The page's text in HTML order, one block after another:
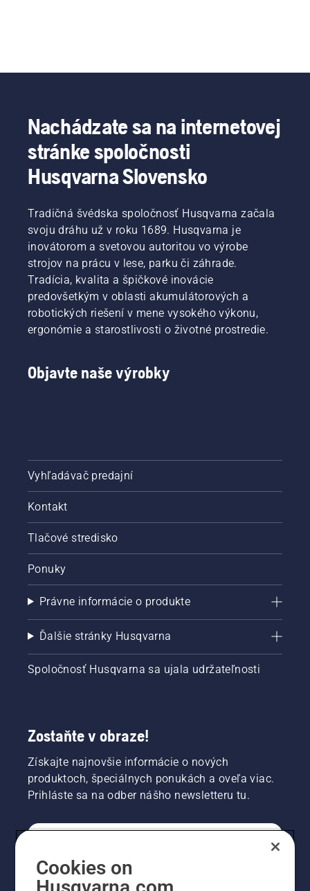
Nachádzate sa na internetovej
stránke spoločnosti
Husqvarna Slovensko
Tradičná švédska spoločnosť Husqvarna začala
svoju dráhu už v roku 1689. Husqvarna je
inovátorom a svetovou autoritou vo výrobe
strojov na prácu v lese, parku či záhrade.
Tradícia, kvalita a špičkové inovácie
predovšetkým v oblasti akumulátorových a
robotických riešení v mene vysokého výkonu,
ergonómie a starostlivosti o životné prostredie.
Objavte naše výrobky
Vyhľadávač predajní
Kontakt
Tlačové stredisko
Ponuky
Právne informácie o produkte
Ďalšie stránky Husqvarna
Spoločnosť Husqvarna sa ujala udržateľnosti
Zostaňte v obraze!
Získajte najnovšie informácie o nových
produktoch, špeciálnych ponukách a oveľa viac.
Prihláste sa na odber nášho newsletteru tu.
Cookies on